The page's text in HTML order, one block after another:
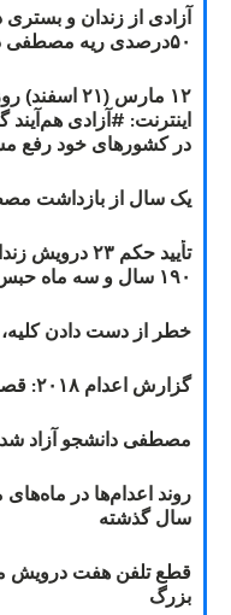
آزادی از زندان و بستری
۵۰درصدی ریه مصطفی دانشجو
۱۲ مارس (۲۱
در کشورهای خود رفع
یک سال از بازداشت
تأیید حکم ۲۳
۱۹۰ سال و سه ماه حبس برای ۲۳ درویش گنابادی قطعی شد
خطر از دست دادن کلیه،
گزارش اعدام ۲۰۱۸: قصاص و بخشش
مصطفی دانشجو آزاد شد
سال گذشته
قطع تلفن هفت درویش
بزرگ